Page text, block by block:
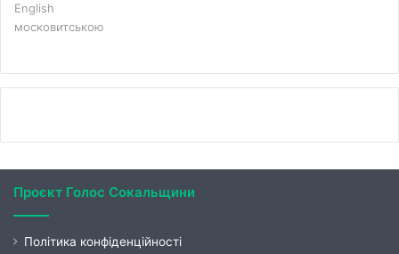
English
московитською
Проєкт Голос Сокальщини
Політика конфіденційності